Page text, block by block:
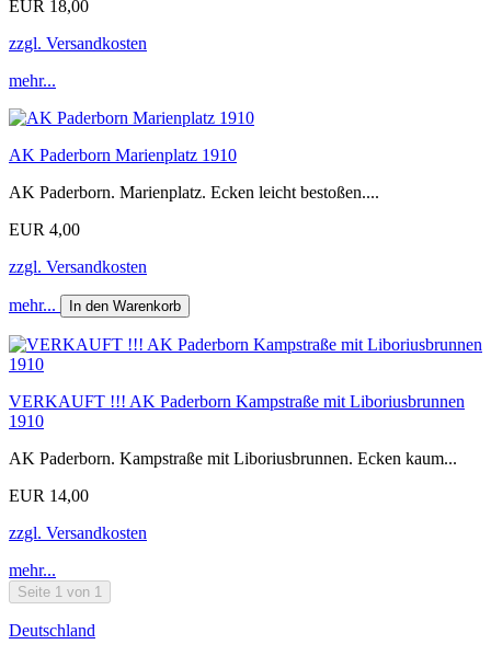
EUR 18,00
zzgl. Versandkosten
mehr...
AK Paderborn Marienplatz 1910
AK Paderborn. Marienplatz. Ecken leicht bestoßen....
EUR 4,00
zzgl. Versandkosten
mehr... In den Warenkorb
VERKAUFT !!! AK Paderborn Kampstraße mit Liboriusbrunnen
1910
AK Paderborn. Kampstraße mit Liboriusbrunnen. Ecken kaum...
EUR 14,00
zzgl. Versandkosten
mehr...
Seite 1 von 1
Deutschland